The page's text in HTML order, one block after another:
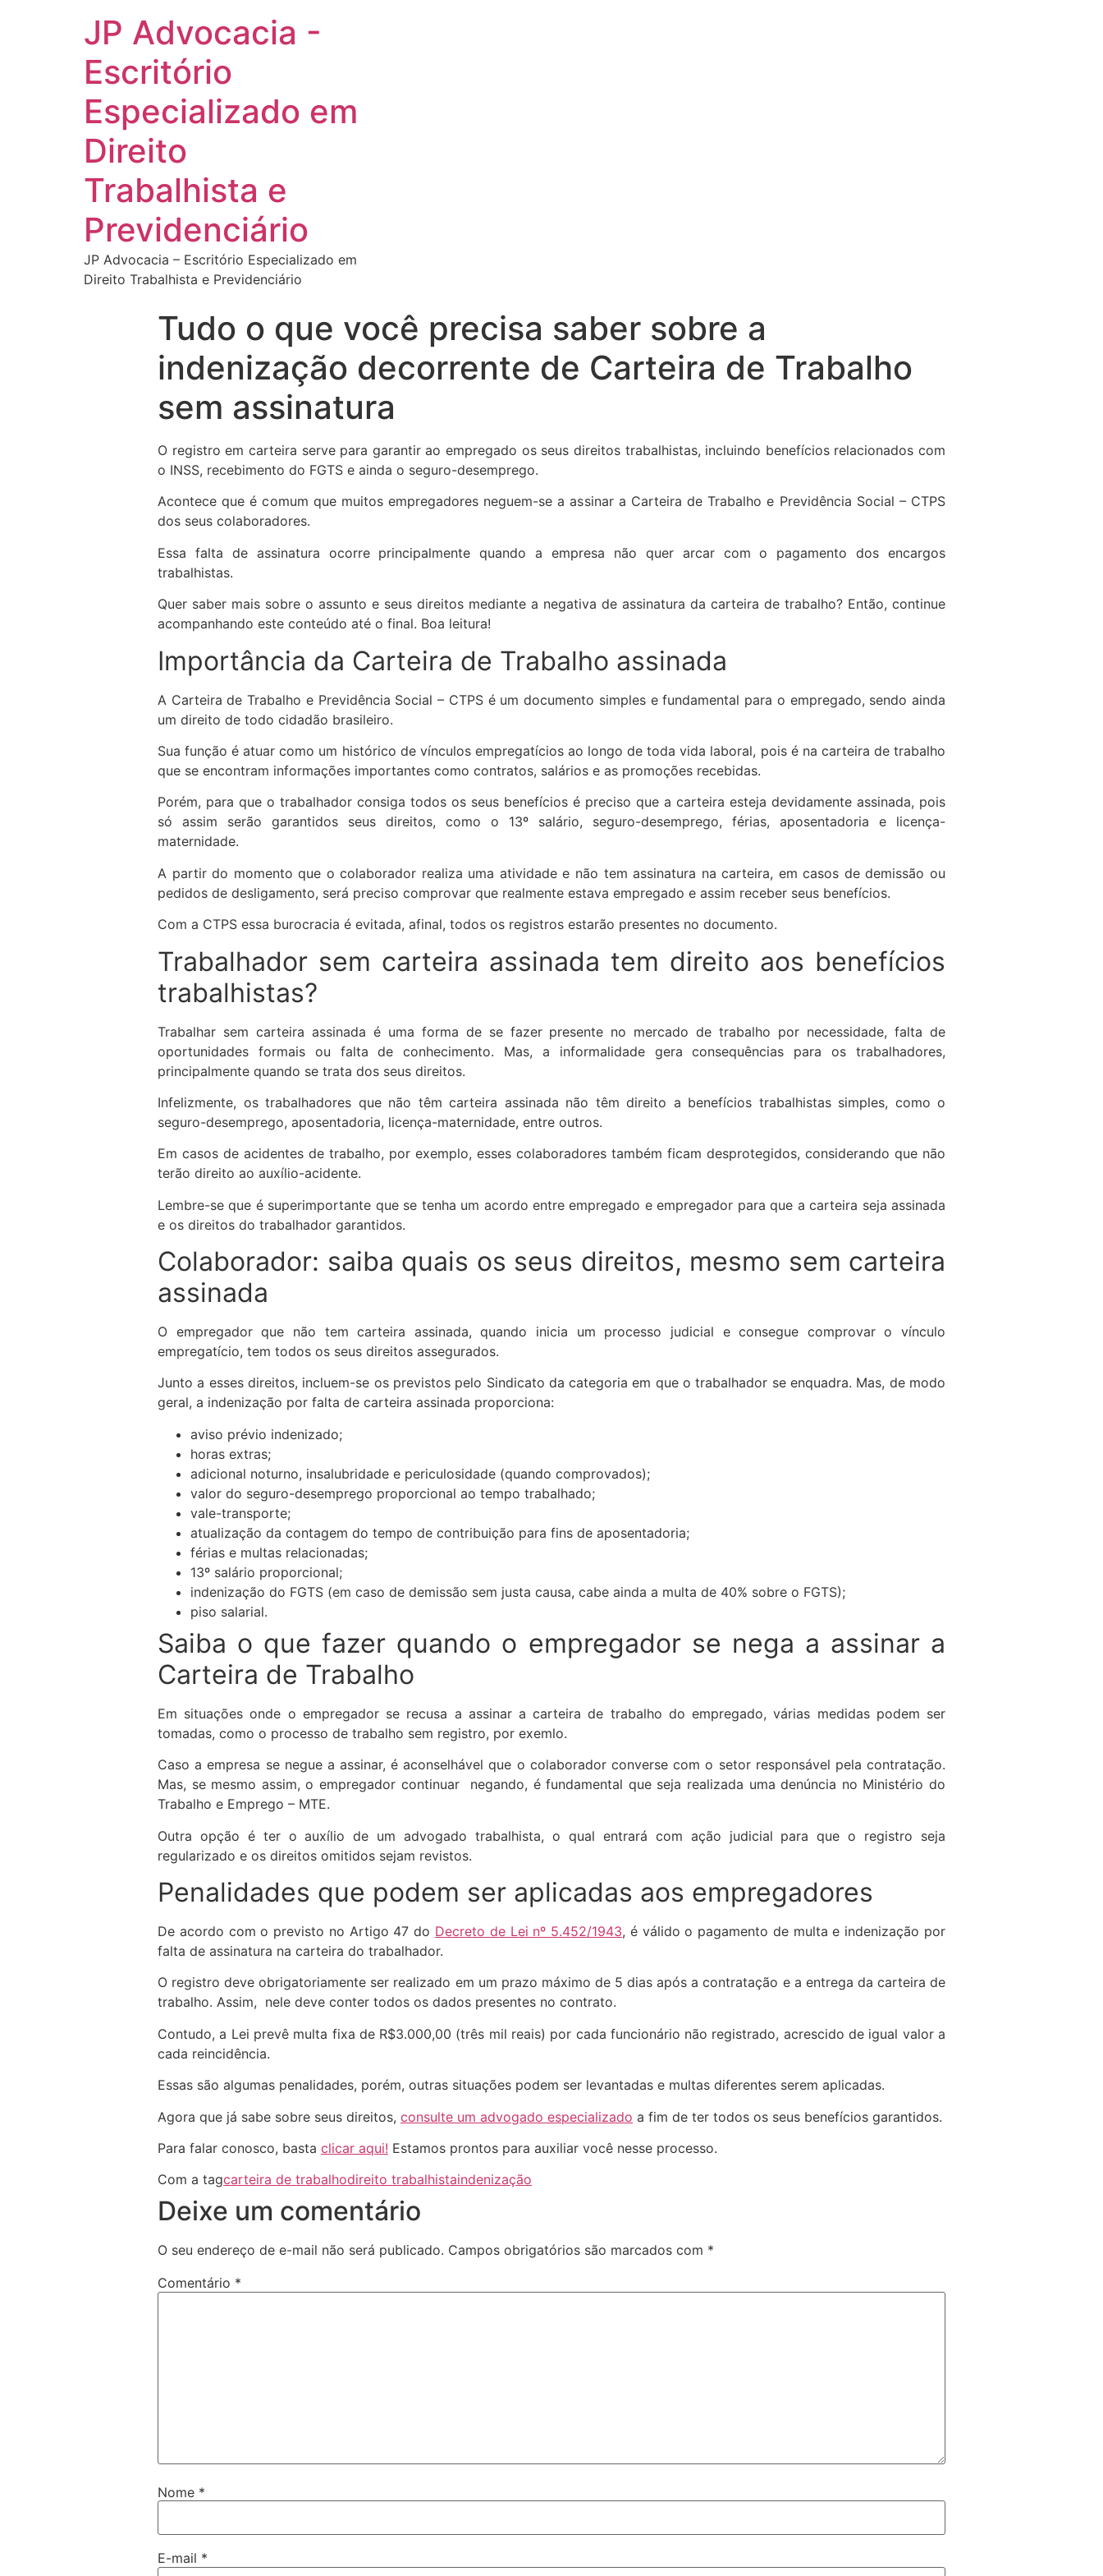
JP Advocacia -
Escritório
Especializado em
Direito
Trabalhista e
Previdenciário
JP Advocacia – Escritório Especializado em
Direito Trabalhista e Previdenciário
Tudo o que você precisa saber sobre a
indenização decorrente de Carteira de Trabalho
sem assinatura
O registro em carteira serve para garantir ao empregado os seus direitos trabalhistas, incluindo benefícios relacionados com
o INSS, recebimento do FGTS e ainda o seguro-desemprego.
Acontece que é comum que muitos empregadores neguem-se a assinar a Carteira de Trabalho e Previdência Social – CTPS
dos seus colaboradores.
Essa falta de assinatura ocorre principalmente quando a empresa não quer arcar com o pagamento dos encargos
trabalhistas.
Quer saber mais sobre o assunto e seus direitos mediante a negativa de assinatura da carteira de trabalho? Então, continue
acompanhando este conteúdo até o final. Boa leitura!
Importância da Carteira de Trabalho assinada
A Carteira de Trabalho e Previdência Social – CTPS é um documento simples e fundamental para o empregado, sendo ainda
um direito de todo cidadão brasileiro.
Sua função é atuar como um histórico de vínculos empregatícios ao longo de toda vida laboral, pois é na carteira de trabalho
que se encontram informações importantes como contratos, salários e as promoções recebidas.
Porém, para que o trabalhador consiga todos os seus benefícios é preciso que a carteira esteja devidamente assinada, pois
só assim serão garantidos seus direitos, como o 13º salário, seguro-desemprego, férias, aposentadoria e licença-
maternidade.
A partir do momento que o colaborador realiza uma atividade e não tem assinatura na carteira, em casos de demissão ou
pedidos de desligamento, será preciso comprovar que realmente estava empregado e assim receber seus benefícios.
Com a CTPS essa burocracia é evitada, afinal, todos os registros estarão presentes no documento.
Trabalhador sem carteira assinada tem direito aos benefícios
trabalhistas?
Trabalhar sem carteira assinada é uma forma de se fazer presente no mercado de trabalho por necessidade, falta de
oportunidades formais ou falta de conhecimento. Mas, a informalidade gera consequências para os trabalhadores,
principalmente quando se trata dos seus direitos.
Infelizmente, os trabalhadores que não têm carteira assinada não têm direito a benefícios trabalhistas simples, como o
seguro-desemprego, aposentadoria, licença-maternidade, entre outros.
Em casos de acidentes de trabalho, por exemplo, esses colaboradores também ficam desprotegidos, considerando que não
terão direito ao auxílio-acidente.
Lembre-se que é superimportante que se tenha um acordo entre empregado e empregador para que a carteira seja assinada
e os direitos do trabalhador garantidos.
Colaborador: saiba quais os seus direitos, mesmo sem carteira
assinada
O empregador que não tem carteira assinada, quando inicia um processo judicial e consegue comprovar o vínculo
empregatício, tem todos os seus direitos assegurados.
Junto a esses direitos, incluem-se os previstos pelo Sindicato da categoria em que o trabalhador se enquadra. Mas, de modo
geral, a indenização por falta de carteira assinada proporciona:
aviso prévio indenizado;
horas extras;
adicional noturno, insalubridade e periculosidade (quando comprovados);
valor do seguro-desemprego proporcional ao tempo trabalhado;
vale-transporte;
atualização da contagem do tempo de contribuição para fins de aposentadoria;
férias e multas relacionadas;
13º salário proporcional;
indenização do FGTS (em caso de demissão sem justa causa, cabe ainda a multa de 40% sobre o FGTS);
piso salarial.
Saiba o que fazer quando o empregador se nega a assinar a
Carteira de Trabalho
Em situações onde o empregador se recusa a assinar a carteira de trabalho do empregado, várias medidas podem ser
tomadas, como o processo de trabalho sem registro, por exemlo.
Caso a empresa se negue a assinar, é aconselhável que o colaborador converse com o setor responsável pela contratação.
Mas, se mesmo assim, o empregador continuar negando, é fundamental que seja realizada uma denúncia no Ministério do
Trabalho e Emprego – MTE.
Outra opção é ter o auxílio de um advogado trabalhista, o qual entrará com ação judicial para que o registro seja
regularizado e os direitos omitidos sejam revistos.
Penalidades que podem ser aplicadas aos empregadores
De acordo com o previsto no Artigo 47 do Decreto de Lei nº 5.452/1943, é válido o pagamento de multa e indenização por
falta de assinatura na carteira do trabalhador.
O registro deve obrigatoriamente ser realizado em um prazo máximo de 5 dias após a contratação e a entrega da carteira de
trabalho. Assim, nele deve conter todos os dados presentes no contrato.
Contudo, a Lei prevê multa fixa de R$3.000,00 (três mil reais) por cada funcionário não registrado, acrescido de igual valor a
cada reincidência.
Essas são algumas penalidades, porém, outras situações podem ser levantadas e multas diferentes serem aplicadas.
Agora que já sabe sobre seus direitos, consulte um advogado especializado a fim de ter todos os seus benefícios garantidos.
Para falar conosco, basta clicar aqui! Estamos prontos para auxiliar você nesse processo.
Com a tagcarteira de trabalhodireito trabalhistaindenização
Deixe um comentário
O seu endereço de e-mail não será publicado. Campos obrigatórios são marcados com *
Comentário *
Nome *
E-mail *